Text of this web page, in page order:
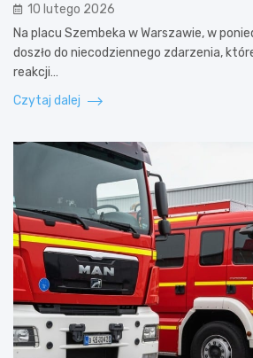
10 lutego 2026
Na placu Szembeka w Warszawie, w
doszło do niecodziennego zdarzenia,
reakcji…
Czytaj dalej